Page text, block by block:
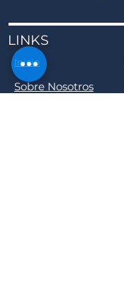
LINKS
Inicio
Sobre Nosotros